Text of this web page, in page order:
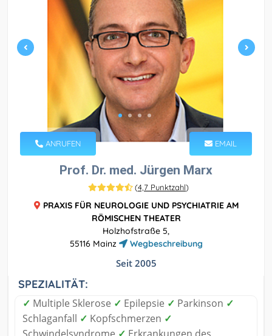
ANRUFEN EMAIL
Prof. Dr. med. Jürgen Marx
(4,7 Punktzahl)
PRAXIS FÜR NEUROLOGIE UND PSYCHIATRIE AM
RÖMISCHEN THEATER
Holzhofstraße 5,
55116 Mainz
Wegbeschreibung
Seit 2005
SPEZIALITÄT:
✓ Multiple Sklerose ✓ Epilepsie ✓ Parkinson ✓
Schlaganfall ✓ Kopfschmerzen ✓